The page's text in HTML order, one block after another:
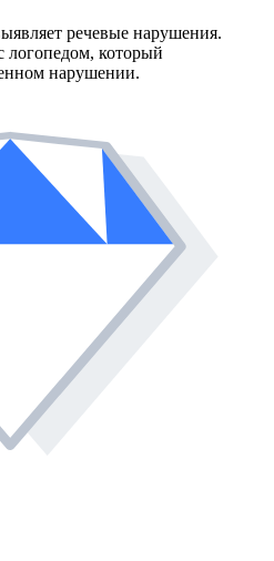
речевые нарушения.
логопедом, который
нарушении.